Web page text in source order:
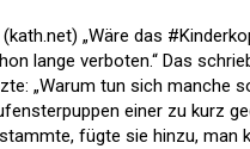
(kath.net) „Wäre das
lange verboten.“ Das
„Warum tun sich manche
einer zu kurz
fügte sie hinzu, man